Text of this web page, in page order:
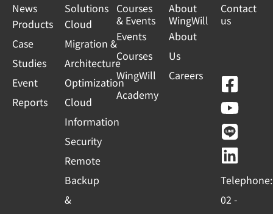
News
Products
Case
Studies
Event
Reports
Solutions
Cloud
Migration &
Architecture
Optimization
Cloud
Information
Security
Remote
Backup
&
Courses
& Events
Events
Courses
WingWill
Academy
About
WingWill
About
Us
Careers
Contact
us
F
a
c
e
b
o
o
Y
o
u
t
u
b
e
L
i
n
e
L
i
n
k
e
d
i
Telephone:
02 -